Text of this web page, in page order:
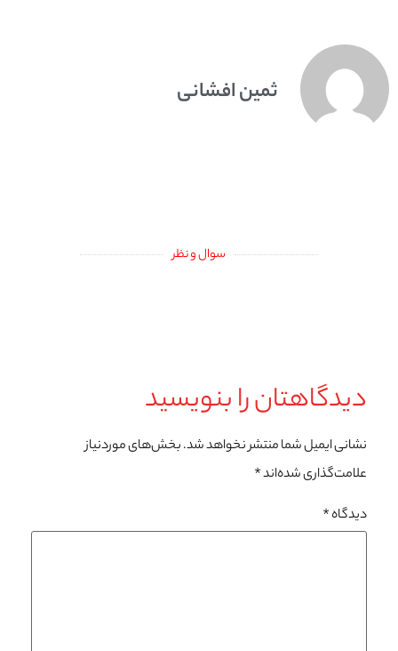
ثمین افشانی
سوال و نظر
دیدگاهتان را بنویسید
نشانی ایمیل شما منتشر نخواهد شد.بخش‌های موردنیاز
علامت‌گذاری شده‌اند*
دیدگاه*